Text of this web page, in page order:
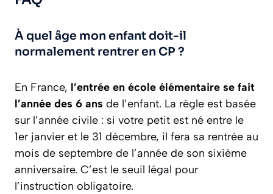
À quel âge mon enfant doit-il
normalement rentrer en CP ?
En France, l’entrée en école élémentaire se fait
l’année des 6 ans de l’enfant. La règle est basée
sur l’année civile : si votre petit est né entre le
1er janvier et le 31 décembre, il fera sa rentrée au
mois de septembre de l’année de son sixième
anniversaire. C’est le seuil légal pour
l’instruction obligatoire.